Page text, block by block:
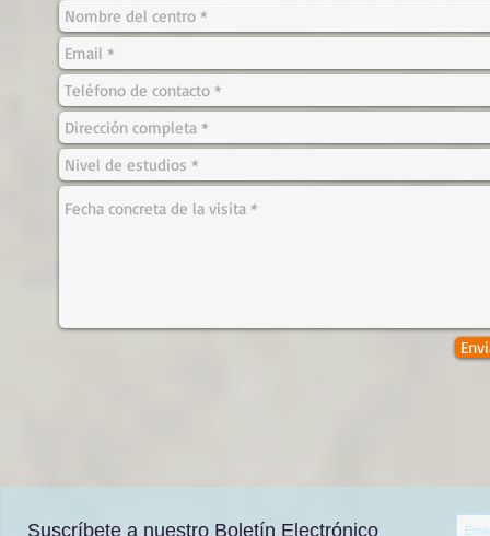
Suscríbete a nuestro Boletín Electrónico